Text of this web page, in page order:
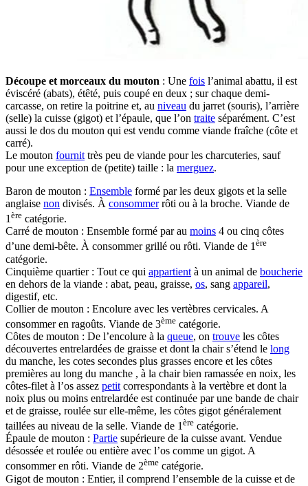
Découpe et morceaux du mouton : Une fois l’animal abattu, il est
éviscéré (abats), étêté, puis coupé en deux ; sur chaque demi-
carcasse, on retire la poitrine et, au niveau du jarret (souris), l’arrière
(selle) la cuisse (gigot) et l’épaule, que l’on traite séparément. C’est
aussi le dos du mouton qui est vendu comme viande fraîche (côte et
carré).
Le mouton fournit très peu de viande pour les charcuteries, sauf
pour une exception de (petite) taille : la merguez.
Baron de mouton : Ensemble formé par les deux gigots et la selle
anglaise non divisés. À consommerrôti ou à la broche. Viande de
1 ère catégorie.
Carré de mouton : Ensemble formé par au moins 4 ou cinq côtes
d’une demi-bête. À consommer grillé ou rôti. Viande de 1ère
catégorie.
Cinquième quartier : Tout ce qui appartient à un animal de boucherie
en dehors de la viande : abat, peau, graisse, os, sang appareil,
digestif, etc.
Collier de mouton : Encolure avec les vertèbres cervicales. A
consommer en ragoûts. Viande de 3ème catégorie.
Côtes de mouton : De l’encolure à la queue, on trouve les côtes
découvertes entrelardées de graisse et dont la chair s’étend le long
du manche, les cotes secondes plus grasses encore et les côtes
premières au long du manche , à la chair bien ramassée en noix, les
côtes-filet à l’os assez petit correspondants à la vertèbre et dont la
noix plus ou moins entrelardée est continuée par une bande de chair
et de graisse, roulée sur elle-même, les côtes gigot généralement
taillées au niveau de la selle. Viande de 1 ère catégorie.
Épaule de mouton : Partie supérieure de la cuisse avant. Vendue
désossée et roulée ou entière avec l’os comme un gigot. A
consommer en rôti. Viande de 2ème catégorie.
Gigot de mouton : Entier, il comprend l’ensemble de la cuisse et de